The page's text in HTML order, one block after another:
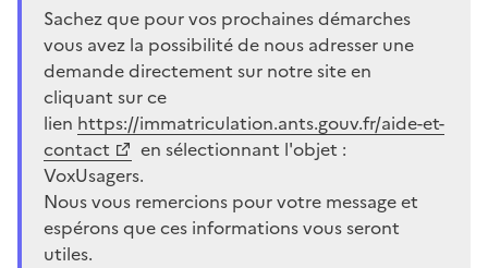
Sachez que pour vos prochaines démarches
vous avez la possibilité de nous adresser une
demande directement sur notre site en
cliquant sur ce
lien https://immatriculation.ants.gouv.fr/aide-et-
contact
en sélectionnant l'objet :
VoxUsagers.
Nous vous remercions pour votre message et
espérons que ces informations vous seront
utiles.